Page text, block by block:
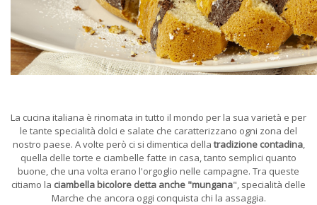
La cucina italiana è rinomata in tutto il mondo per la sua varietà e per
le tante specialità dolci e salate che caratterizzano ogni zona del
nostro paese. A volte però ci si dimentica della tradizione contadina,
quella delle torte e ciambelle fatte in casa, tanto semplici quanto
buone, che una volta erano l'orgoglio nelle campagne. Tra queste
citiamo la ciambella bicolore detta anche "mungana", specialità delle
Marche che ancora oggi conquista chi la assaggia.